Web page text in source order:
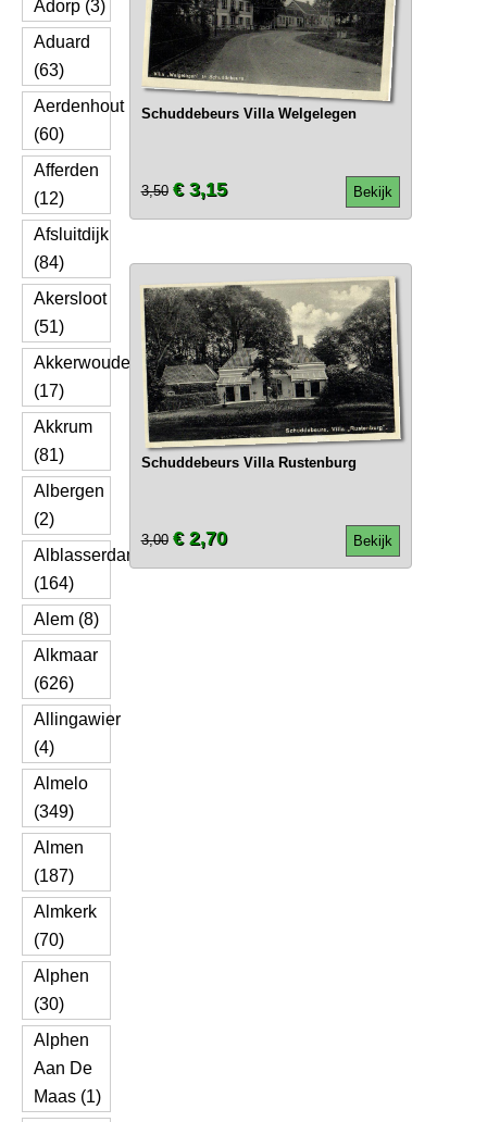
Adorp (3)
Aduard
(63)
Aerdenhout
(60)
Afferden
(12)
Afsluitdijk
(84)
Akersloot
(51)
Akkerwoude
(17)
Akkrum
(81)
Albergen
(2)
Alblasserdam
(164)
Alem (8)
Alkmaar
(626)
Allingawier
(4)
Almelo
(349)
Almen
(187)
Almkerk
(70)
Alphen
(30)
Alphen
Aan De
Maas (1)
Schuddebeurs Villa Welgelegen
Bekijk
3,50 € 3,15
Schuddebeurs Villa Rustenburg
Bekijk
3,00 € 2,70